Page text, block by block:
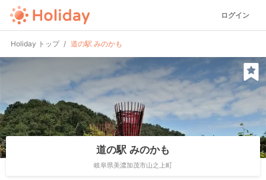
ログイン
Holiday トップ 道の駅 みのかも
道の駅 みのかも
岐阜県美濃加茂市山之上町